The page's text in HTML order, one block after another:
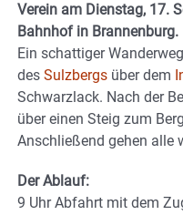
Verein am Dienstag, 17.
Bahnhof in Brannenburg.
Ein schattiger
des Sulzbergs über dem
Schwarzlack. Nach der
über einen Steig zum
Anschließend gehen alle
Der Ablauf:
9 Uhr Abfahrt mit dem